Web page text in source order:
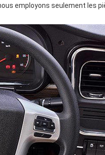
employons seulement les